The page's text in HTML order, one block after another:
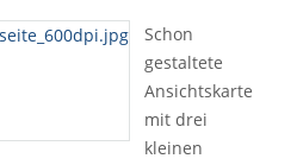
Schon
gestaltete
Ansichtskarte
mit drei
kleinen